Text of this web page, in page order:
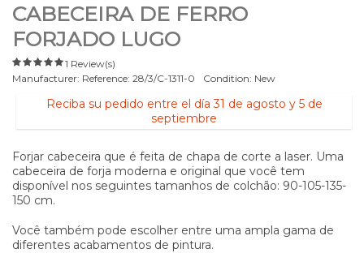
CABECEIRA DE FERRO
FORJADO LUGO
1 Review(s)
Manufacturer: Reference: 28/3/C-1311-0 Condition: New
Reciba su pedido entre el día 31 de agosto y 5 de
septiembre
Forjar cabeceira que é feita de chapa de corte a laser. Uma
cabeceira de forja moderna e original que você tem
disponível nos seguintes tamanhos de colchão: 90-105-135-
150 cm.
Você também pode escolher entre uma ampla gama de
diferentes acabamentos de pintura.